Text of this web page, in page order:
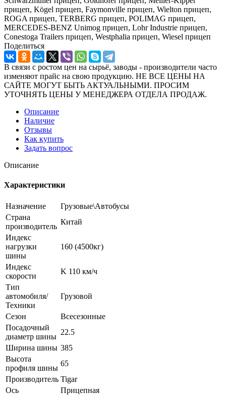
прицеп, Kögel прицеп, Faymonville прицеп, Wielton прицеп,
ROGA прицеп, TERBERG прицеп, POLIMAG прицеп,
MERCEDES-BENZ Unimog прицеп, Lohr Industrie прицеп,
Conestoga Trailers прицеп, Westphalia прицеп, Wiesel прицеп
Поделиться
В связи с ростом цен на сырьё, заводы - производители часто
изменяют прайс на свою продукцию. НЕ ВСЕ ЦЕНЫ НА
САЙТЕ МОГУТ БЫТЬ АКТУАЛЬНЫМИ. ПРОСИМ
УТОЧНЯТЬ ЦЕНЫ У МЕНЕДЖЕРА ОТДЕЛА ПРОДАЖ.
Описание
Наличие
Отзывы
Как купить
Задать вопрос
Описание
Характеристики
Назначение
Грузовые\Автобусы
Страна
производитель
Китай
Индекс
нагрузки
шины
160 (4500кг)
Индекс
скорости
K 110 км/ч
Тип
автомобиля/
Техники
Грузовой
Сезон
Всесезонные
Посадочный
диаметр шины
22.5
Ширина шины 385
Высота
профиля шины
65
Производитель Tigar
Ось
Прицепная